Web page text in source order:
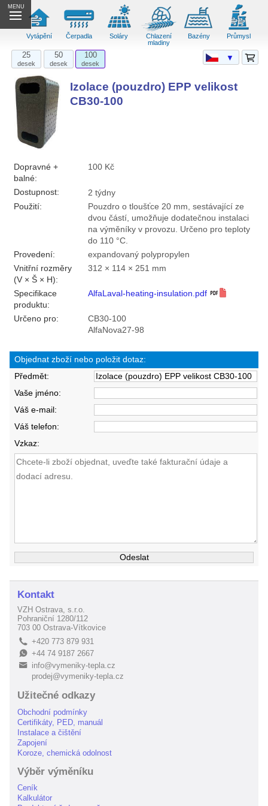
MENU
Vytápění Čerpadla Soláry
Chlazení
mladiny
Bazény Průmysl
25
desek
50
desek
100
desek
Izolace (pouzdro) EPP velikost
CB30-100
Dopravné +
balné:
100 Kč
Dostupnost:
2 týdny
Použití:
Pouzdro o tloušťce 20 mm, sestávající ze
dvou částí, umožňuje dodatečnou instalaci
na výměníky v provozu. Určeno pro teploty
do 110 °C.
Provedení:
expandovaný polypropylen
Vnitřní rozměry
(V × Š × H):
312 × 114 × 251 mm
Specifikace
produktu:
AlfaLaval-heating-insulation.pdf
Určeno pro:
CB30-100
AlfaNova27-98
Objednat zboží nebo položit dotaz:
Předmět:
Vaše jméno:
Váš e-mail:
Váš telefon:
Vzkaz:
▼
Kontakt
VZH Ostrava, s.r.o.
Pohraniční 1280/112
703 00 Ostrava-Vítkovice
L +420 773 879 931
E+44 74 9187 2667
B
info@vymeniky-tepla.cz
prodej@vymeniky-tepla.cz
Užitečné odkazy
Obchodní podmínky
Certifikáty, PED, manuál
Instalace a čištění
Zapojení
Koroze, chemická odolnost
Výběr výměníku
Ceník
Kalkulátor